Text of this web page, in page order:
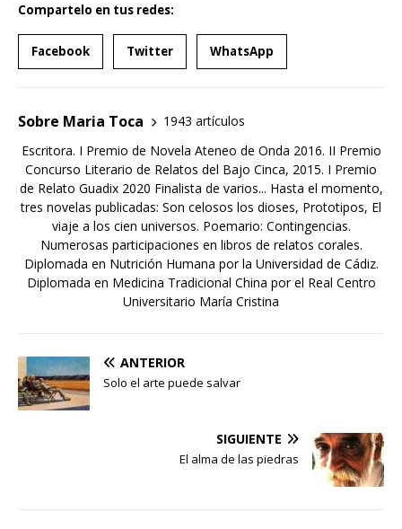
Compartelo en tus redes:
Facebook Twitter WhatsApp
Sobre Maria Toca
1943 artículos
Escritora. I Premio de Novela Ateneo de Onda 2016. II Premio
Concurso Literario de Relatos del Bajo Cinca, 2015. I Premio
de Relato Guadix 2020 Finalista de varios... Hasta el momento,
tres novelas publicadas: Son celosos los dioses, Prototipos, El
viaje a los cien universos. Poemario: Contingencias.
Numerosas participaciones en libros de relatos corales.
Diplomada en Nutrición Humana por la Universidad de Cádiz.
Diplomada en Medicina Tradicional China por el Real Centro
Universitario María Cristina
ANTERIOR
Solo el arte puede salvar
SIGUIENTE
El alma de las piedras